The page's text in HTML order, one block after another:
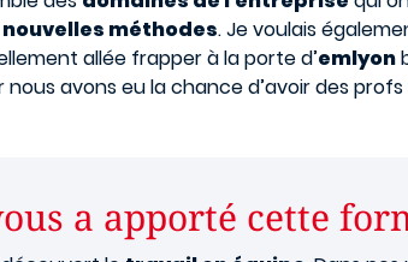
nouvelles méthodes. Je voulais
allée frapper à la porte d’emlyon
nous avons eu la chance d’avoir des
a apporté cette